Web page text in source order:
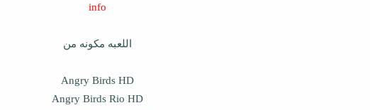
info
اللعبه مكونه من
Angry Birds HD
Angry Birds Rio HD